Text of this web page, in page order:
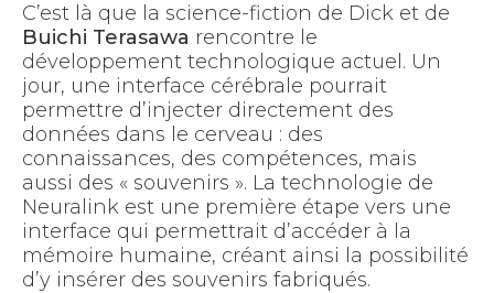
C’est là que la science-fiction de Dick et de
Buichi Terasawa rencontre le
développement technologique actuel. Un
jour, une interface cérébrale pourrait
permettre d’injecter directement des
données dans le cerveau : des
connaissances, des compétences, mais
aussi des « souvenirs ». La technologie de
Neuralink est une première étape vers une
interface qui permettrait d’accéder à la
mémoire humaine, créant ainsi la possibilité
d’y insérer des souvenirs fabriqués.